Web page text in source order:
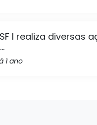
I realiza diversas
1 ano